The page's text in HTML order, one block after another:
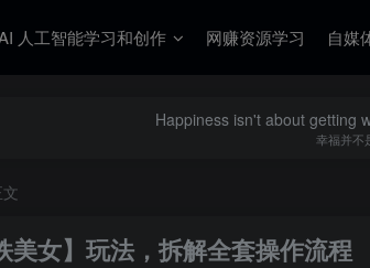
人工智能学习和创作 网赚资源学习 自媒
Happiness isn't about getting
幸福并不
美女】玩法，拆解全套操作流程